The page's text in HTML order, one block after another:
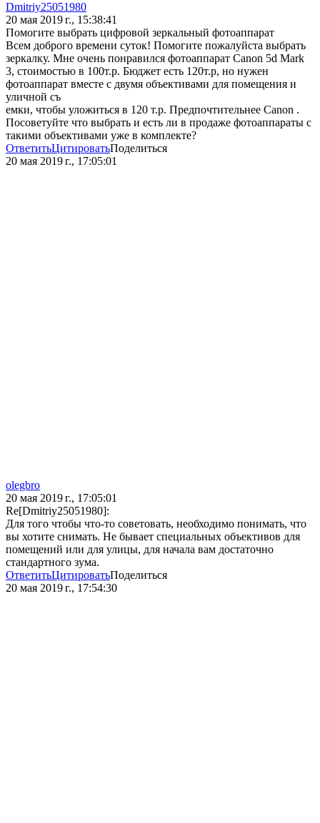
Dmitriy25051980
20 мая 2019 г., 15:38:41
Помогите выбрать цифровой зеркальный фотоаппарат
Всем доброго времени суток! Помогите пожалуйста выбрать
зеркалку. Мне очень понравился фотоаппарат Canon 5d Mark
3, стоимостью в 100т.р. Бюджет есть 120т.р, но нужен
фотоаппарат вместе с двумя объективами для помещения и
уличной съ
емки, чтобы уложиться в 120 т.р. Предпочтительнее Canon .
Посоветуйте что выбрать и есть ли в продаже фотоаппараты с
такими объективами уже в комплекте?
ОтветитьЦитироватьПоделиться
20 мая 2019 г., 17:05:01
olegbro
20 мая 2019 г., 17:05:01
Re[Dmitriy25051980]:
Для того чтобы что-то советовать, необходимо понимать, что
вы хотите снимать. Не бывает специальных объективов для
помещений или для улицы, для начала вам достаточно
стандартного зума.
ОтветитьЦитироватьПоделиться
20 мая 2019 г., 17:54:30